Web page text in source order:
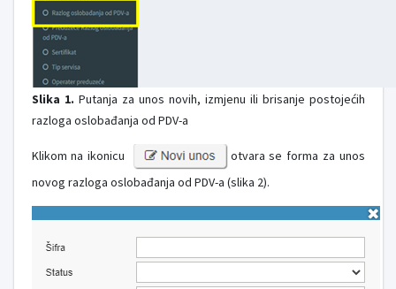
Slika 1. Putanja za unos novih, izmjenu ili brisanje postojećih
razloga oslobađanja od PDV-a
Klikom na ikonicu
otvara se forma za unos
novog razloga oslobađanja od PDV-a (slika 2).